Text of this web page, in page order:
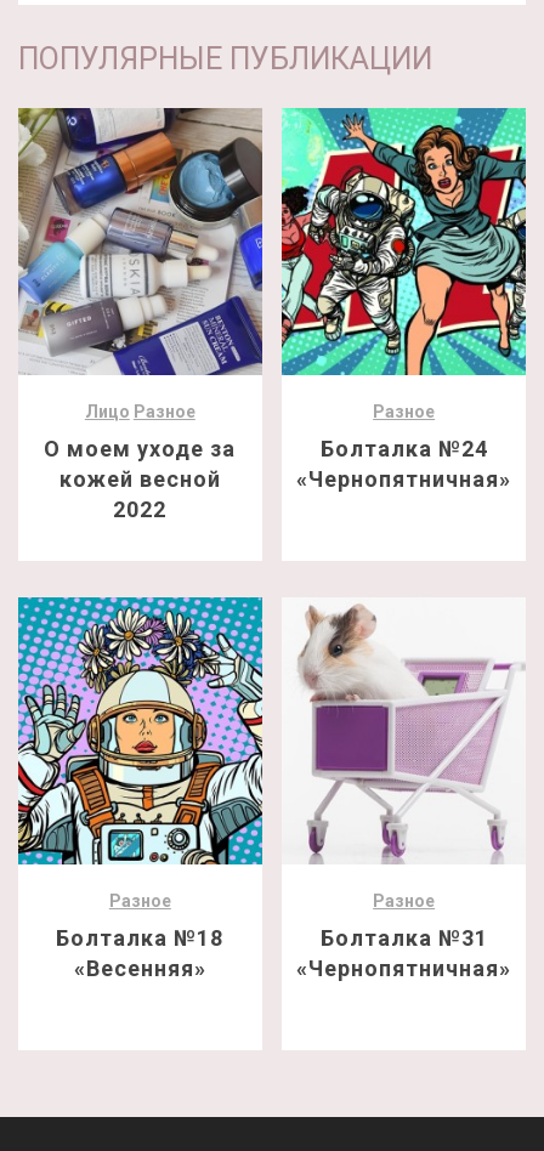
ПОПУЛЯРНЫЕ ПУБЛИКАЦИИ
Лицо Разное
О моем уходе за
кожей весной
2022
Разное
Болталка №24
«Чернопятничная»
Разное
Болталка №18
«Весенняя»
Разное
Болталка №31
«Чернопятничная»